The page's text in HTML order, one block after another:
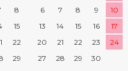
8
15
22
29
6
7 8 9 10
13
14 15 16 17
20
21 22 23 24
27
28 29 30